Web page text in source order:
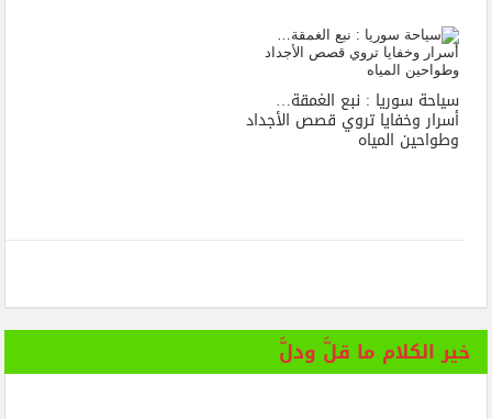
سياحة سوريا : نبع الغمقة…
أسرار وخفايا تروي قصص الأجداد
وطواحين المياه
خير الكلام ما قلَّ ودلَّ